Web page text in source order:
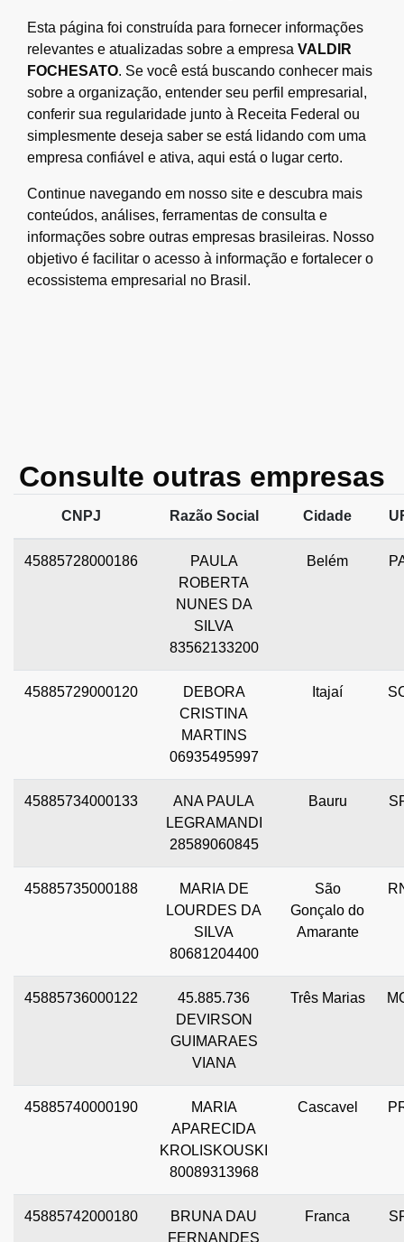
Esta página foi construída para fornecer informações
relevantes e atualizadas sobre a empresa VALDIR
FOCHESATO. Se você está buscando conhecer mais
sobre a organização, entender seu perfil empresarial,
conferir sua regularidade junto à Receita Federal ou
simplesmente deseja saber se está lidando com uma
empresa confiável e ativa, aqui está o lugar certo.
Continue navegando em nosso site e descubra mais
conteúdos, análises, ferramentas de consulta e
informações sobre outras empresas brasileiras. Nosso
objetivo é facilitar o acesso à informação e fortalecer o
ecossistema empresarial no Brasil.
Consulte outras empresas
CNPJ Razão Social Cidade
45885728000186
PAULA
ROBERTA
NUNES DA
SILVA
83562133200
Belém
45885729000120
DEBORA
CRISTINA
MARTINS
06935495997
Itajaí
45885734000133
ANA PAULA
LEGRAMANDI
28589060845
Bauru
45885735000188
MARIA DE
LOURDES DA
SILVA
80681204400
São
Gonçalo do
Amarante
45885736000122
45.885.736
DEVIRSON
GUIMARAES
VIANA
Três Marias
45885740000190
MARIA
APARECIDA
KROLISKOUSKI
80089313968
Cascavel
45885742000180
BRUNA DAU
FERNANDES
Franca